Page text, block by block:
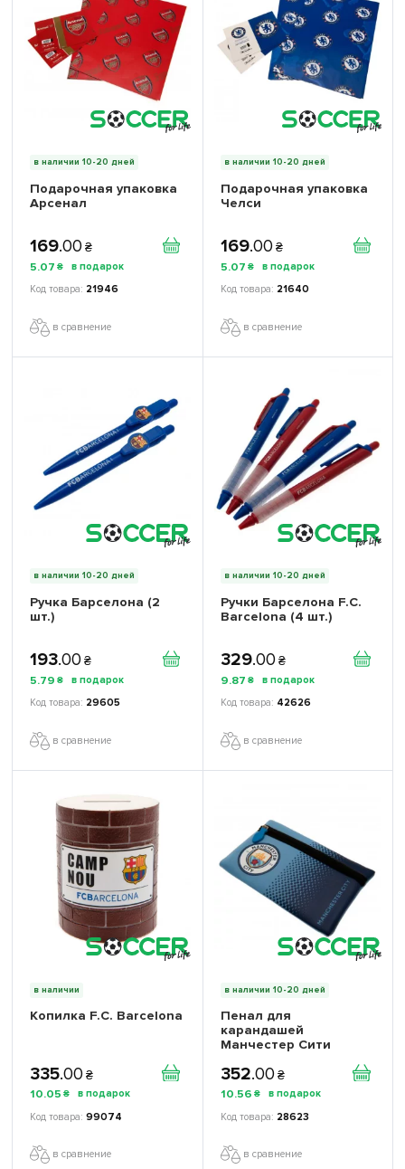
в наличии 10-20 дней
Подарочная упаковка
Арсенал
169.00 ₴
5.07 ₴
21946
в сравнение
в наличии 10-20 дней
Подарочная упаковка
Челси
169.00 ₴
5.07 ₴
21640
в сравнение
в наличии 10-20 дней
Ручка Барселона (2
шт.)
193.00 ₴
5.79 ₴
29605
в сравнение
в наличии 10-20 дней
Ручки Барселона F.C.
Barcelona (4 шт.)
329.00 ₴
9.87 ₴
42626
в сравнение
в наличии
Копилка F.C. Barcelona
335.00 ₴
10.05 ₴
99074
в сравнение
в наличии 10-20 дней
Пенал для
карандашей
Манчестер Сити
352.00 ₴
10.56 ₴
28623
в сравнение